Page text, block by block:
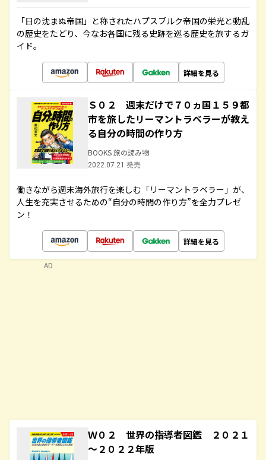
「日の沈まぬ帝国」と称されたハプスブルク帝国の栄光と動乱
の歴史をたどり、今なお各国に残る史跡を巡る歴史を旅するガ
イド。
詳細を見る
Ｓ０２ 週末だけで７０ヵ国１５９都
市を旅したリーマントラベラーが教え
る自分の時間の作り方
BOOKS 旅の読み物
2022.07.21 発売
働きながら週末海外旅行を楽しむ「リーマントラベラー」が、
人生を充実させるための“自分の時間の作り方”を全力プレゼ
ン！
詳細を見る
Ｗ０２ 世界の指導者図鑑 ２０２１
～２０２２年版
AD